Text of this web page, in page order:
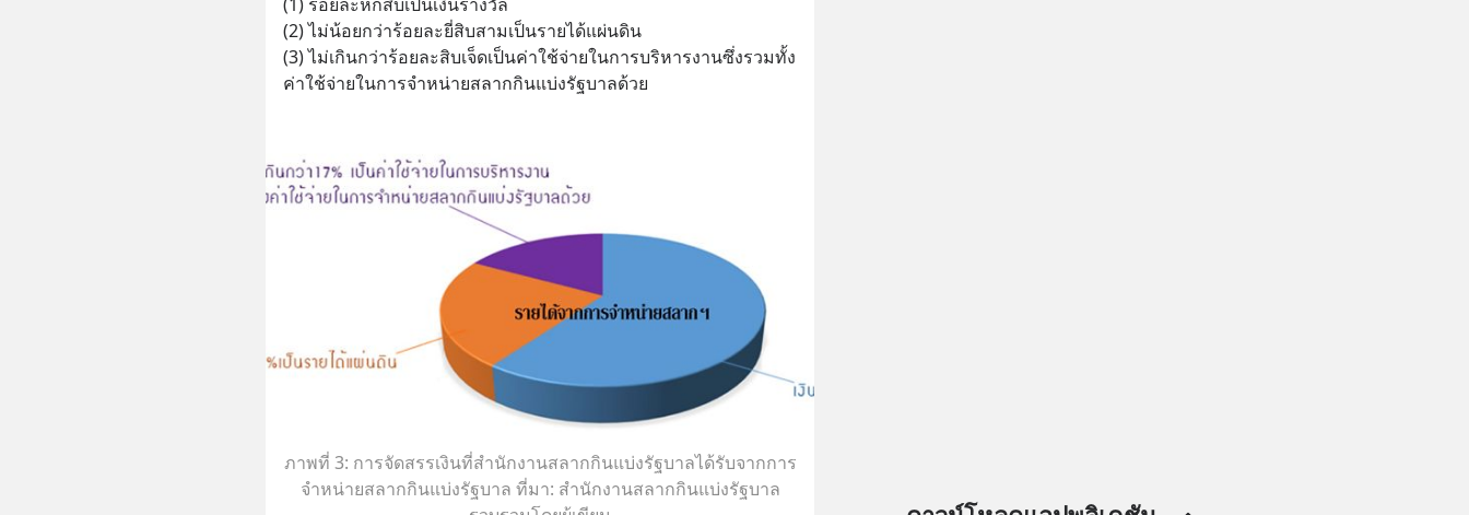
(2) ไม่น้อยกว่าร้อยละยี่สิบสามเป็นรายได้แผ่นดิน
(3) ไม่เกินกว่าร้อยละสิบเจ็ดเป็นค่าใช้จ่ายในการบริหารงานซึ่งรวมทั้ง
ค่าใช้จ่ายในการจำหน่ายสลากกินแบ่งรัฐบาลด้วย
ภาพที่ 3: การจัดสรรเงินที่สำนักงานสลากกินแบ่งรัฐบาลได้รับจากการ
จำหน่ายสลากกินแบ่งรัฐบาล ที่มา: สำนักงานสลากกินแบ่งรัฐบาล